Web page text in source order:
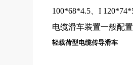
100*68*4.5、I
电缆滑车装置一般配
轻载荷型电缆传导滑车